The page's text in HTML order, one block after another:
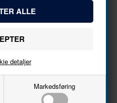
Markedsføring
detaljer
når der kommer nye